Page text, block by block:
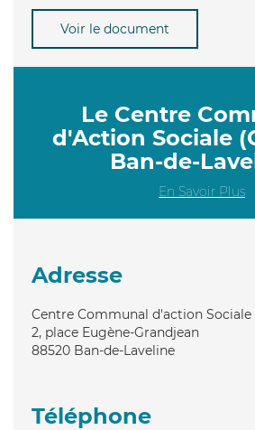
Voir le document
Le Centre
d'Action Sociale
Ban-de-
En Savoir Plus
Adresse
Centre Communal d'action Sociale
2, place Eugène-Grandjean
88520 Ban-de-Laveline
Téléphone